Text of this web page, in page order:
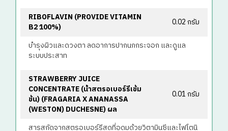
RIBOFLAVIN (PROVIDE VITAMIN
B2 100%)
0.02 กรัม
บำรุงผิวและดวงตา ลดอาการปากนกกระจอก และดูแล
ระบบประสาท
STRAWBERRY JUICE
CONCENTRATE (น้ําสตรอเบอร์รีเข้ม
ข้น) (FRAGARIA X ANANASSA
(WESTON) DUCHESNE) ผล
0.01 กรัม
สารสกัดจากสตรอเบอร์รีสดที่อุดมด้วยวิตามินซีและไฟโตนิ